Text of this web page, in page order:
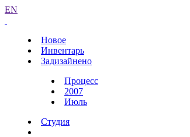
EN
Новое
Инвентарь
Задизайнено
Процесс
2007
Июль
Студия